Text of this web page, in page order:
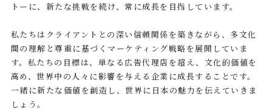
トーに、新たな挑戦を続け、常に成長を目指しています。
私たちはクライアントとの深い信頼関係を築きながら、多文化
間の理解と尊重に基づくマーケティング戦略を展開していま
す。私たちの目標は、単なる広告代理店を超え、文化的価値を
高め、世界中の人々に影響を与える企業に成長することです。
一緒に新たな価値を創造し、世界に日本の魅力を伝えていきま
しょう。